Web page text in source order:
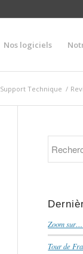
Nos logiciels
Support Technique /
Zoom
Tour de